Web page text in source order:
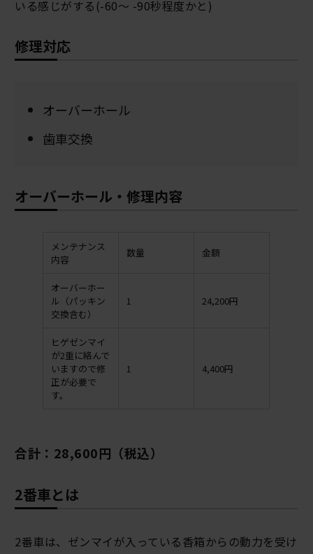
いる感じがする(-60〜 -90秒程度かと)
修理対応
オーバーホール
歯車交換
オーバーホール・修理内容
メンテナンス
内容
数量 金額
オーバーホー
ル（パッキン
交換含む）
1 24,200円
ヒゲゼンマイ
が2重に絡んで
いますので修
正が必要で
す。
1 4,400円
合計：28,600円（税込）
2番車とは
2番車は、ゼンマイが入っている香箱からの動力を受け